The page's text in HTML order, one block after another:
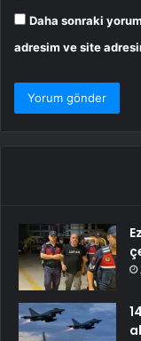
Daha sonraki
adresim ve site